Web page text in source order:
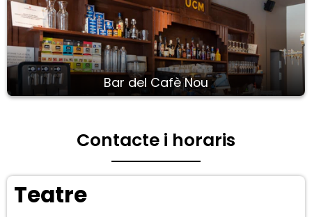
Bar del Cafè Nou
Contacte i horaris
Teatre